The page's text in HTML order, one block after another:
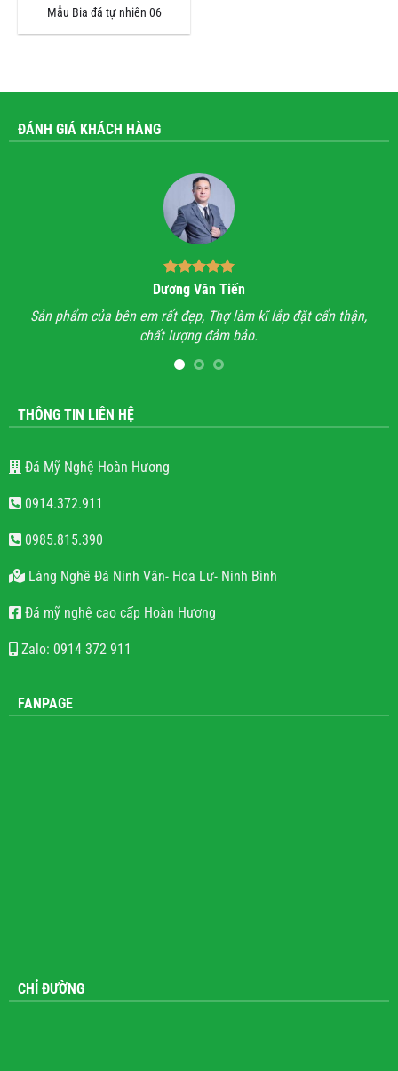
Mẫu Bia đá tự nhiên 06
ĐÁNH GIÁ KHÁCH HÀNG
Dương Văn Tiến
Sản phẩm của bên em rất đẹp, Thợ làm kĩ lắp đặt cẩn thận,
chất lượng đảm bảo.
THÔNG TIN LIÊN HỆ
Đá Mỹ Nghệ Hoàn Hương
0914.372.911
0985.815.390
Làng Nghề Đá Ninh Vân- Hoa Lư- Ninh Bình
Đá mỹ nghệ cao cấp Hoàn Hương
Zalo: 0914 372 911
FANPAGE
CHỈ ĐƯỜNG